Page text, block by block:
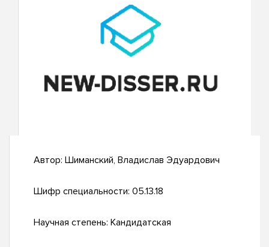
Автор: Шиманский, Владислав Эдуардович
Шифр специальности: 05.13.18
Научная степень: Кандидатская